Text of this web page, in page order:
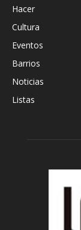
Hacer
Cultura
Eventos
Barrios
Noticias
Listas